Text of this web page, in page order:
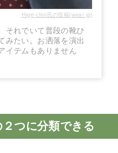
Hige-chiri氏の投稿(wear.jp)
それでいて普段の靴ひ
みたい。お洒落を演出
イテムもありません
つに分類できる